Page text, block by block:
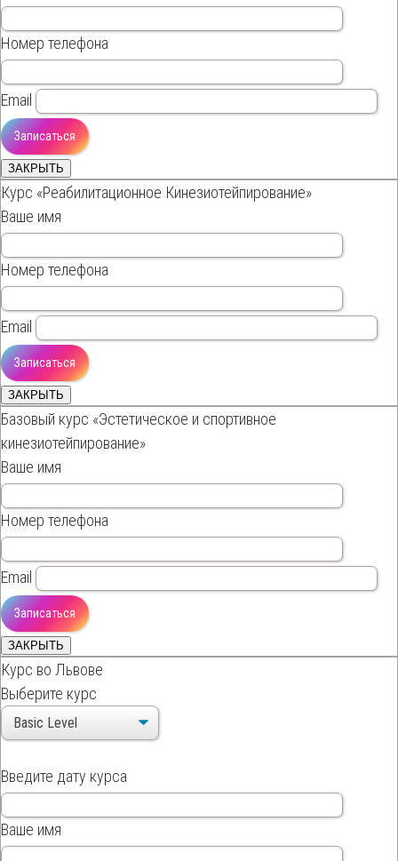
Номер телефона
Email
ЗАКРЫТЬ
Курс «Реабилитационное Кинезиотейпирование»
Ваше имя
Номер телефона
Email
ЗАКРЫТЬ
Базовый курс «Эстетическое и спортивное
кинезиотейпирование»
Ваше имя
Номер телефона
Email
ЗАКРЫТЬ
Курс во Львове
Выберите курс
Введите дату курса
Ваше имя